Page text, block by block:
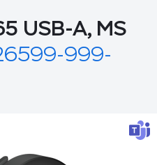
USB-A, MS
999-